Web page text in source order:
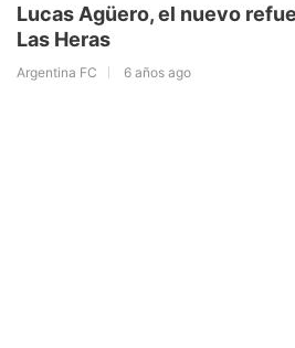
Lucas Agüero, el nuevo
Las Heras
Argentina FC 6 años ago